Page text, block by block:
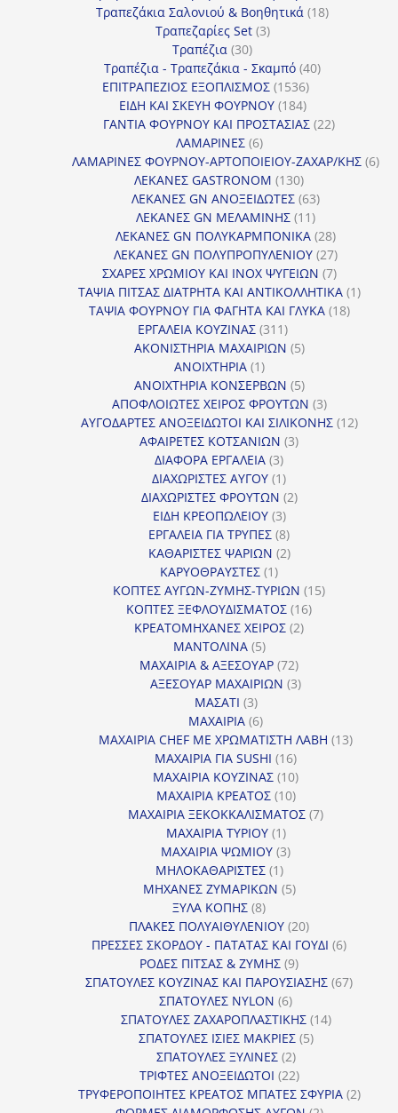
Τραπεζάκια Σαλονιού & Βοηθητικά 1818
Τραπεζαρίες Set 33
Τραπέζια 3030
προϊόντα
Τραπέζια - Τραπεζάκια - Σκαμπό 4040
ΕΠΙΤΡΑΠΕΖΙΟΣ ΕΞΟΠΛΙΣΜΟΣ 15361536
προϊόντα
ΕΙΔΗ ΚΑΙ ΣΚΕΥΗ ΦΟΥΡΝΟΥ 184184
προϊόντα
ΓΑΝΤΙΑ ΦΟΥΡΝΟΥ ΚΑΙ ΠΡΟΣΤΑΣΙΑΣ 2222
ΛΑΜΑΡΙΝΕΣ 66
προϊόντα
ΛΑΜΑΡΙΝΕΣ ΦΟΥΡΝΟΥ-ΑΡΤΟΠΟΙΕΙΟΥ-ΖΑΧΑΡ/ΚΗΣ 66
ΛΕΚΑΝΕΣ GASTRONOM 130130
προϊόντα
ΛΕΚΑΝΕΣ GN ΑΝΟΞΕΙΔΩΤΕΣ 6363
ΛΕΚΑΝΕΣ GN ΜΕΛΑΜΙΝΗΣ 1111
προϊόντα
ΛΕΚΑΝΕΣ GN ΠΟΛΥΚΑΡΜΠΟΝΙΚΑ 2828
προϊόντα
ΛΕΚΑΝΕΣ GN ΠΟΛΥΠΡΟΠΥΛΕΝΙΟΥ 2727
προϊόντα
ΣΧΑΡΕΣ ΧΡΩΜΙΟΥ ΚΑΙ INOX ΨΥΓΕΙΩΝ 77
προϊόντα
ΤΑΨΙΑ ΠΙΤΣΑΣ ΔΙΑΤΡΗΤΑ ΚΑΙ ΑΝΤΙΚΟΛΛΗΤΙΚΑ 11
ΤΑΨΙΑ ΦΟΥΡΝΟΥ ΓΙΑ ΦΑΓΗΤΑ ΚΑΙ ΓΛΥΚΑ 1818
ΕΡΓΑΛΕΙΑ ΚΟΥΖΙΝΑΣ 311311
προϊόντα
ΑΚΟΝΙΣΤΗΡΙΑ ΜΑΧΑΙΡΙΩΝ 55
ΑΝΟΙΧΤΗΡΙΑ 11
προϊόν
ΑΝΟΙΧΤΗΡΙΑ ΚΟΝΣΕΡΒΩΝ 55
προϊόντα
ΑΠΟΦΛΟΙΩΤΕΣ ΧΕΙΡΟΣ ΦΡΟΥΤΩΝ 33
προϊόντα
ΑΥΓΟΔΑΡΤΕΣ ΑΝΟΞΕΙΔΩΤΟΙ ΚΑΙ ΣΙΛΙΚΟΝΗΣ 1212
ΑΦΑΙΡΕΤΕΣ ΚΟΤΣΑΝΙΩΝ 33
ΔΙΑΦΟΡΑ ΕΡΓΑΛΕΙΑ 33
προϊόντα
ΔΙΑΧΩΡΙΣΤΕΣ ΑΥΓΟΥ 11
προϊόν
ΔΙΑΧΩΡΙΣΤΕΣ ΦΡΟΥΤΩΝ 22
ΕΙΔΗ ΚΡΕΟΠΩΛΕΙΟΥ 33
προϊόντα
ΕΡΓΑΛΕΙΑ ΓΙΑ ΤΡΥΠΕΣ 88
προϊόντα
ΚΑΘΑΡΙΣΤΕΣ ΨΑΡΙΩΝ 22
ΚΑΡΥΟΘΡΑΥΣΤΕΣ 11
προϊόν
ΚΟΠΤΕΣ ΑΥΓΩΝ-ΖΥΜΗΣ-ΤΥΡΙΩΝ 1515
ΚΟΠΤΕΣ ΞΕΦΛΟΥΔΙΣΜΑΤΟΣ 1616
ΚΡΕΑΤΟΜΗΧΑΝΕΣ ΧΕΙΡΟΣ 22
ΜΑΝΤΟΛΙΝΑ 55
προϊόντα
ΜΑΧΑΙΡΙΑ & ΑΞΕΣΟΥΑΡ 7272
προϊόντα
ΑΞΕΣΟΥΑΡ ΜΑΧΑΙΡΙΩΝ 33
ΜΑΣΑΤΙ 33
προϊόντα
ΜΑΧΑΙΡΙΑ 66
προϊόντα
ΜΑΧΑΙΡΙΑ CHEF ΜΕ ΧΡΩΜΑΤΙΣΤΗ ΛΑΒΗ 1313
ΜΑΧΑΙΡΙΑ ΓΙΑ SUSHI 1616
προϊόντα
ΜΑΧΑΙΡΙΑ ΚΟΥΖΙΝΑΣ 1010
προϊόντα
ΜΑΧΑΙΡΙΑ ΚΡΕΑΤΟΣ 1010
προϊόντα
ΜΑΧΑΙΡΙΑ ΞΕΚΟΚΚΑΛΙΣΜΑΤΟΣ 77
ΜΑΧΑΙΡΙΑ ΤΥΡΙΟΥ 11
προϊόν
ΜΑΧΑΙΡΙΑ ΨΩΜΙΟΥ 33
ΜΗΛΟΚΑΘΑΡΙΣΤΕΣ 11
προϊόν
ΜΗΧΑΝΕΣ ΖΥΜΑΡΙΚΩΝ 55
ΞΥΛΑ ΚΟΠΗΣ 88
προϊόντα
ΠΛΑΚΕΣ ΠΟΛΥΑΙΘΥΛΕΝΙΟΥ 2020
προϊόντα
ΠΡΕΣΣΕΣ ΣΚΟΡΔΟΥ - ΠΑΤΑΤΑΣ ΚΑΙ ΓΟΥΔΙ 66
ΡΟΔΕΣ ΠΙΤΣΑΣ & ΖΥΜΗΣ 99
προϊόντα
ΣΠΑΤΟΥΛΕΣ ΚΟΥΖΙΝΑΣ ΚΑΙ ΠΑΡΟΥΣΙΑΣΗΣ 6767
ΣΠΑΤΟΥΛΕΣ NYLON 66
προϊόντα
ΣΠΑΤΟΥΛΕΣ ΖΑΧΑΡΟΠΛΑΣΤΙΚΗΣ 1414
ΣΠΑΤΟΥΛΕΣ ΙΣΙΕΣ ΜΑΚΡΙΕΣ 55
ΣΠΑΤΟΥΛΕΣ ΞΥΛΙΝΕΣ 22
προϊόντα
ΤΡΙΦΤΕΣ ΑΝΟΞΕΙΔΩΤΟΙ 2222
προϊόντα
ΤΡΥΦΕΡΟΠΟΙΗΤΕΣ ΚΡΕΑΤΟΣ ΜΠΑΤΕΣ ΣΦΥΡΙΑ 22